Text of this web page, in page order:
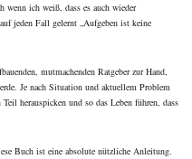
wenn ich weiß, dass es auch wieder
jeden Fall gelernt „Aufgeben ist keine
mutmachenden Ratgeber zur Hand,
Je nach Situation und aktuellem Problem
herauspicken und so das Leben führen, dass
Buch ist eine absolute nützliche Anleitung.